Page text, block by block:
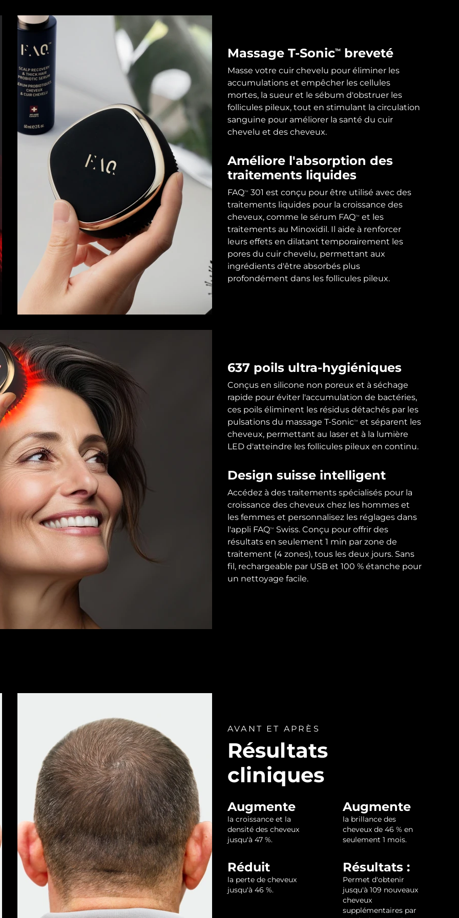
Massage T-SonicTMbreveté
Masse votre cuir chevelu pour éliminer les
accumulations et empêcher les cellules
mortes, la sueur et le sébum d'obstruer les
follicules pileux, tout en stimulant la circulation
sanguine pour améliorer la santé du cuir
chevelu et des cheveux.
Améliore l'absorption des
traitements liquides
FAQTM
301 est conçu pour être utilisé avec des
traitements liquides pour la croissance des
cheveux, comme le sérum FAQTM
et les
traitements au Minoxidil. Il aide à renforcer
leurs effets en dilatant temporairement les
pores du cuir chevelu, permettant aux
ingrédients d'être absorbés plus
profondément dans les follicules pileux.
637 poils ultra-hygiéniques
Conçus en silicone non poreux et à séchage
rapide pour éviter l'accumulation de bactéries,
ces poils éliminent les résidus détachés par les
pulsations du massage T-SonicTM
et séparent les
cheveux, permettant au laser et à la lumière
LED d'atteindre les follicules pileux en continu.
Design suisse intelligent
Accédez à des traitements spécialisés pour la
croissance des cheveux chez les hommes et
les femmes et personnalisez les réglages dans
l'appli FAQTM
Swiss. Conçu pour offrir des
résultats en seulement 1 min par zone de
traitement (4 zones), tous les deux jours. Sans
fil, rechargeable par USB et 100 % étanche pour
un nettoyage facile.
AVANT ET APRÈS
Résultats
cliniques
Augmente
la croissance et la
densité des cheveux
jusqu'à 47 %.
Augmente
la brillance des
cheveux de 46 % en
seulement 1 mois.
Réduit
la perte de cheveux
jusqu'à 46 %.
Résultats :
Permet d'obtenir
jusqu'à 109 nouveaux
cheveux
supplémentaires par